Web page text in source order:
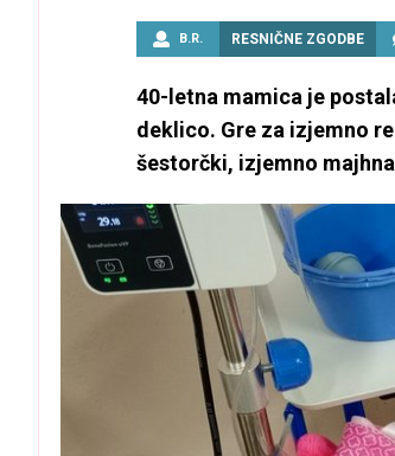
B.R. RESNIČNE ZGODBE
40-letna mamica je
deklico. Gre za izjemno
šestorčki, izjemno